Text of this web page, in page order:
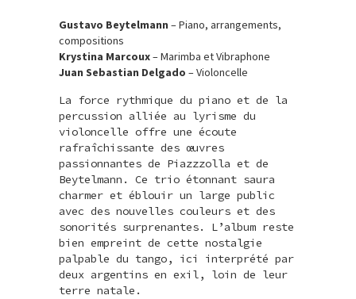
Gustavo Beytelmann – Piano, arrangements,
compositions
Krystina Marcoux– Marimba et Vibraphone
Juan Sebastian Delgado – Violoncelle
La force rythmique du piano et de la
percussion alliée au lyrisme du
violoncelle offre une écoute
rafraîchissante des œuvres
passionnantes de Piazzzolla et de
Beytelmann. Ce trio étonnant saura
charmer et éblouir un large public
avec des nouvelles couleurs et des
sonorités surprenantes. L’album reste
bien empreint de cette nostalgie
palpable du tango, ici interprété par
deux argentins en exil, loin de leur
terre natale.